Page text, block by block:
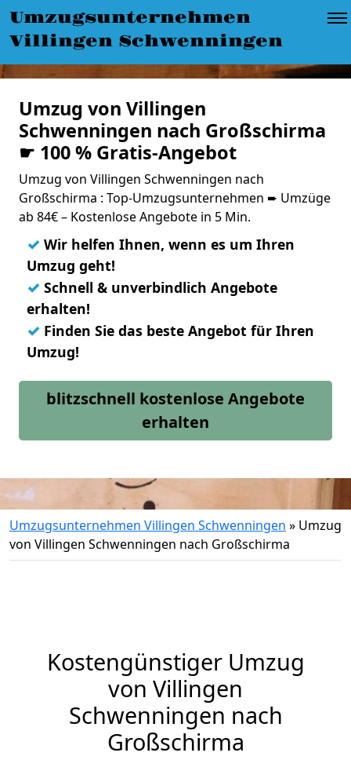
Umzugsunternehmen
Villingen Schwenningen
Umzug von Villingen
Schwenningen nach Großschirma
☛ 100 % Gratis-Angebot
Umzug von Villingen Schwenningen nach
Großschirma : Top-Umzugsunternehmen ➨ Umzüge
ab 84€ – Kostenlose Angebote in 5 Min.
✓ Wir helfen Ihnen, wenn es um Ihren
Umzug geht!
✓ Schnell & unverbindlich Angebote
erhalten!
✓ Finden Sie das beste Angebot für Ihren
Umzug!
blitzschnell kostenlose Angebote
erhalten
Umzugsunternehmen Villingen Schwenningen » Umzug
von Villingen Schwenningen nach Großschirma
Kostengünstiger Umzug
von Villingen
Schwenningen nach
Großschirma